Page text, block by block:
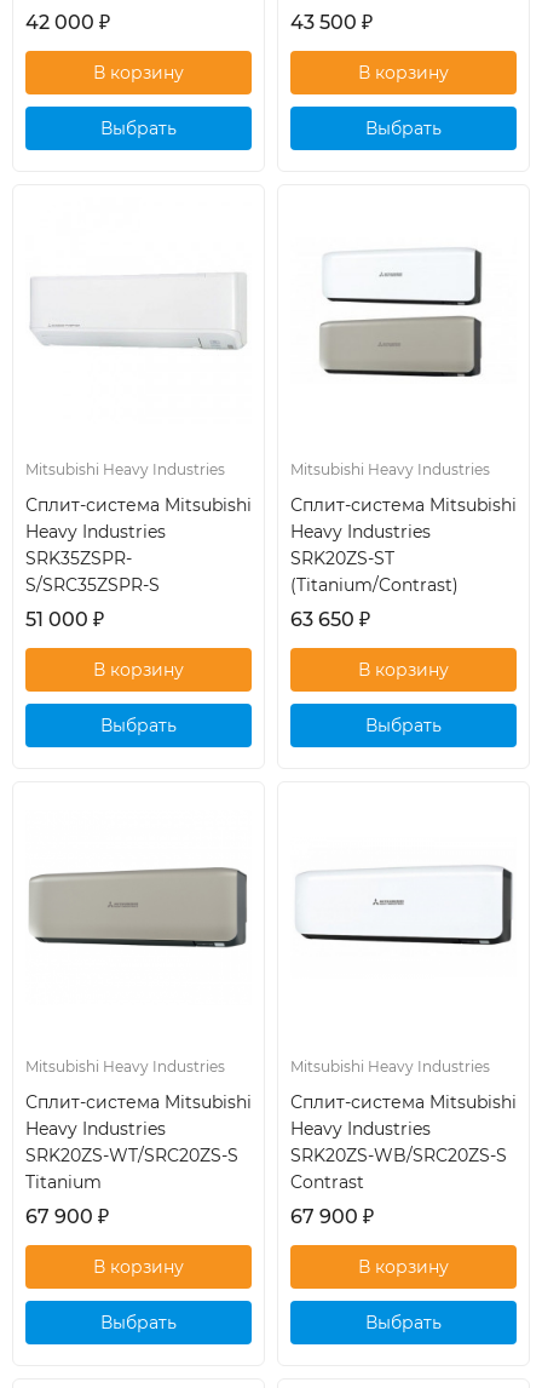
42 000 ₽
Выбрать
43 500 ₽
Выбрать
Mitsubishi Heavy Industries
Сплит-система Mitsubishi
Heavy Industries
SRK35ZSPR-
S/SRC35ZSPR-S
51 000 ₽
Выбрать
Mitsubishi Heavy Industries
Сплит-система Mitsubishi
Heavy Industries
SRK20ZS-ST
(Titanium/Contrast)
63 650 ₽
Выбрать
Mitsubishi Heavy Industries
Сплит-система Mitsubishi
Heavy Industries
SRK20ZS-WT/SRC20ZS-S
Titanium
67 900 ₽
Выбрать
Mitsubishi Heavy Industries
Сплит-система Mitsubishi
Heavy Industries
SRK20ZS-WB/SRC20ZS-S
Contrast
67 900 ₽
Выбрать